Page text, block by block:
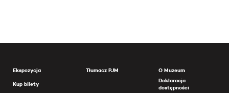
Ekspozycja
Kup bilety
Tłumacz PJM
O Muzeum
Deklaracja
dostępności